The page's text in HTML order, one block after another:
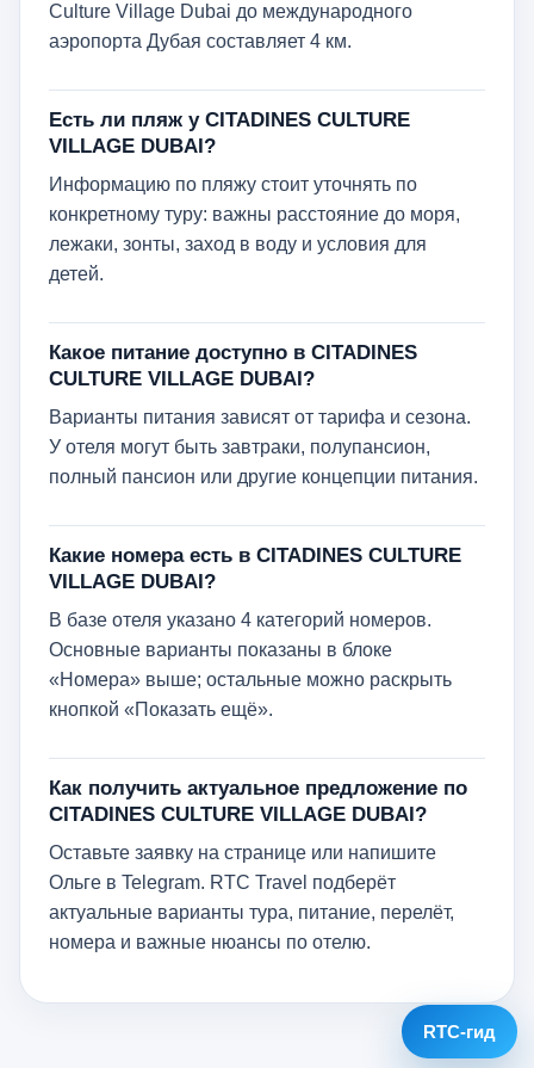
Culture Village Dubai до международного
аэропорта Дубая составляет 4 км.
Есть ли пляж у CITADINES CULTURE
VILLAGE DUBAI?
Информацию по пляжу стоит уточнять по
конкретному туру: важны расстояние до моря,
лежаки, зонты, заход в воду и условия для
детей.
Какое питание доступно в CITADINES
CULTURE VILLAGE DUBAI?
Варианты питания зависят от тарифа и сезона.
У отеля могут быть завтраки, полупансион,
полный пансион или другие концепции питания.
Какие номера есть в CITADINES CULTURE
VILLAGE DUBAI?
В базе отеля указано 4 категорий номеров.
Основные варианты показаны в блоке
«Номера» выше; остальные можно раскрыть
кнопкой «Показать ещё».
Как получить актуальное предложение по
CITADINES CULTURE VILLAGE DUBAI?
Оставьте заявку на странице или напишите
Ольге в Telegram. RTC Travel подберёт
актуальные варианты тура, питание, перелёт,
номера и важные нюансы по отелю.
RTC-гид